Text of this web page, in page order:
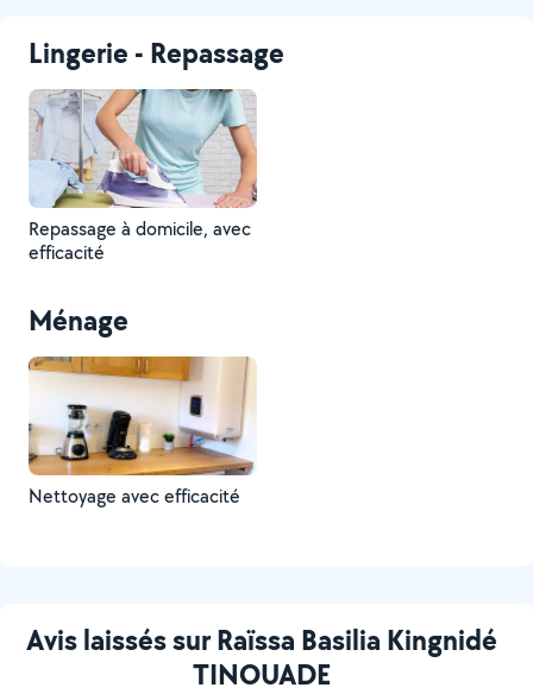
Lingerie - Repassage
Repassage à domicile, avec
efficacité
Ménage
Nettoyage avec efficacité
Avis laissés sur Raïssa Basilia Kingnidé
TINOUADE